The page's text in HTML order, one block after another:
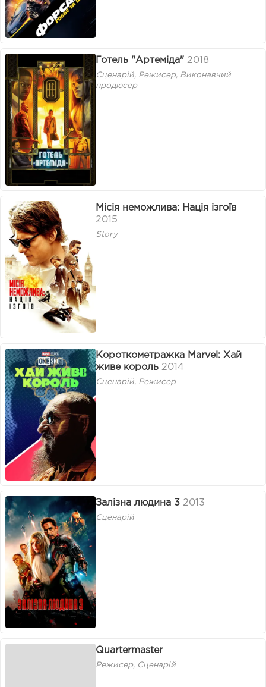
Готель "Артеміда" 2018
Сценарій, Режисер, Виконавчий
продюсер
Місія неможлива: Нація ізгоїв
2015
Story
Короткометражка Marvel: Хай
живе король 2014
Сценарій, Режисер
Залізна людина 3 2013
Сценарій
Quartermaster
Режисер, Сценарій